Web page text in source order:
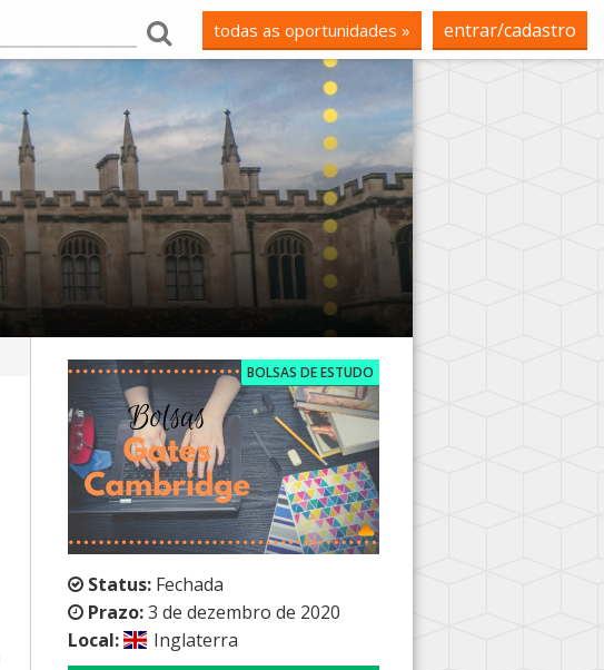
todas as oportunidades » entrar/cadastro
BOLSAS DE ESTUDO
Status:Fechada
Prazo:3 de dezembro de 2020
Local:
Inglaterra